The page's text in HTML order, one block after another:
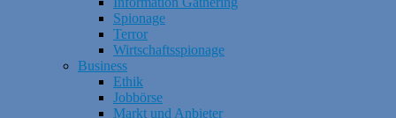
Spionage
Terror
Wirtschaftsspionage
Business
Ethik
Jobbörse
Markt und Anbieter